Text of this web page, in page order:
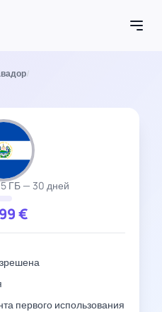
/
ГБ — 30 дней
€
первого использования